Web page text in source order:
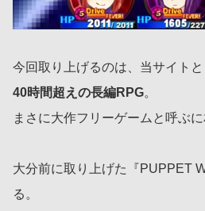
今回取り上げるのは、当サイトと
40時間超えの長編RPG。
まさに大作フリーゲームと呼ぶに
大分前に取り上げた『PUPPET
る。